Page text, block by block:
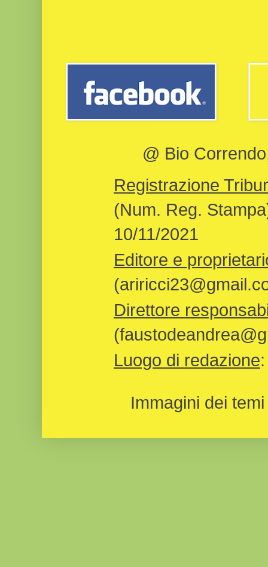
@ Bio
Registrazione
(Num. Reg.
10/11/2021
Editore e
Direttore
Luogo di redazione
Immagini dei